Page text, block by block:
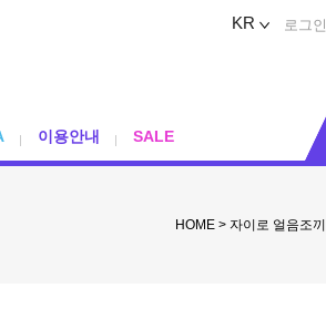
KR 로그인
이용안내 SALE
HOME > 자이로 얼음조끼